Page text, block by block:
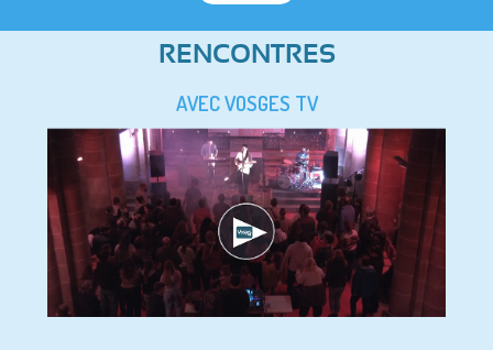
RENCONTRES
AVEC VOSGES TV